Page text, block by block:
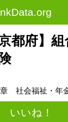
京都府】
社会福祉・年
いいね！